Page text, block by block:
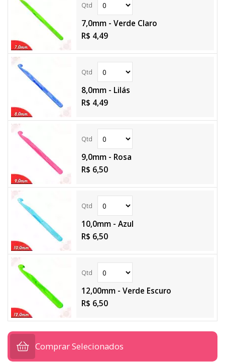
7,0mm - Verde Claro
R$ 4,49
8,0mm - Lilás
R$ 4,49
9,0mm - Rosa
R$ 6,50
10,0mm - Azul
R$ 6,50
12,00mm - Verde Escuro
R$ 6,50
Comprar Selecionados